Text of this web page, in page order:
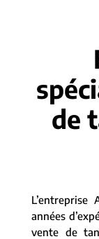
de
L’entreprise
années
vente de